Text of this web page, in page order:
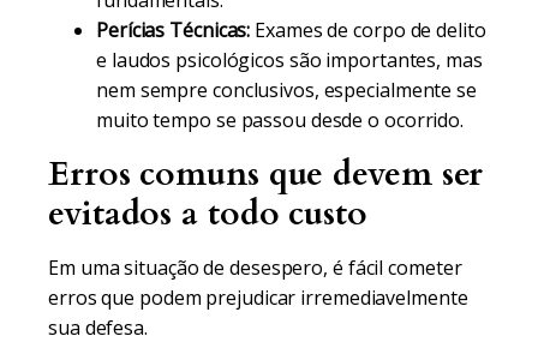
Perícias Técnicas: Exames de corpo de delito
e laudos psicológicos são importantes, mas
nem sempre conclusivos, especialmente se
muito tempo se passou desde o ocorrido.
Erros comuns que devem ser
evitados a todo custo
Em uma situação de desespero, é fácil cometer
erros que podem prejudicar irremediavelmente
sua defesa.